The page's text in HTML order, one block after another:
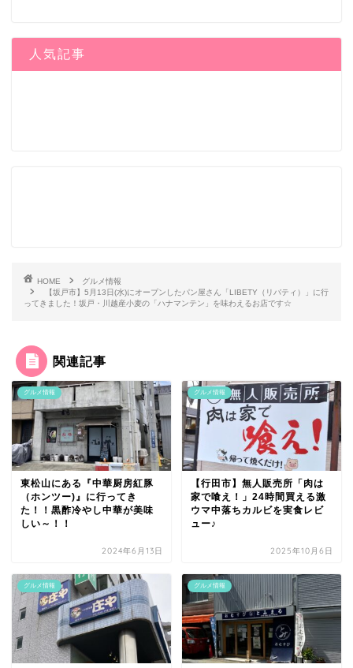
人気記事
HOME
グルメ情報
【坂戸市】5月13日(水)にオープンしたパン屋さん「LIBETY（リバティ）」に行
ってきました！坂戸・川越産小麦の「ハナマンテン」を味わえるお店です☆
関連記事
グルメ情報
東松山にある『中華厨房紅豚
（ホンツー)』に行ってき
た！！黒酢冷やし中華が美味
しい～！！
2024年6月13日
グルメ情報
【行田市】無人販売所「肉は
家で喰え！」24時間買える激
ウマ中落ちカルビを実食レビ
ュー♪
2025年10月6日
グルメ情報 グルメ情報